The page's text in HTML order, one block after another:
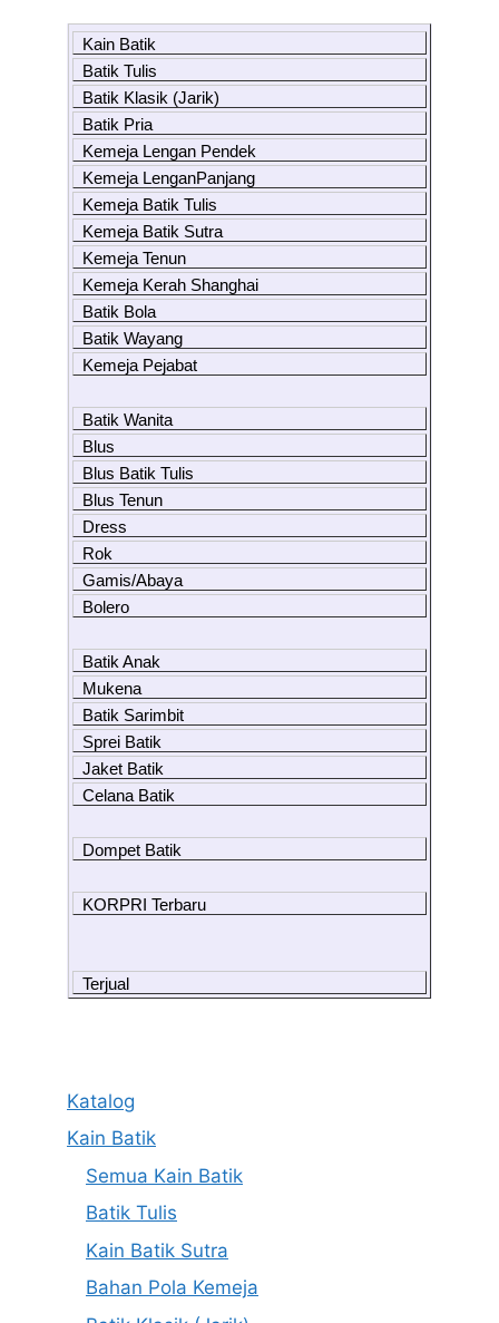
Kain Batik
Batik Tulis
Batik Klasik (Jarik)
Batik Pria
Kemeja Lengan Pendek
Kemeja LenganPanjang
Kemeja Batik Tulis
Kemeja Batik Sutra
Kemeja Tenun
Kemeja Kerah Shanghai
Batik Bola
Batik Wayang
Kemeja Pejabat
Batik Wanita
Blus
Blus Batik Tulis
Blus Tenun
Dress
Rok
Gamis/Abaya
Bolero
Batik Anak
Mukena
Batik Sarimbit
Sprei Batik
Jaket Batik
Celana Batik
Dompet Batik
KORPRI Terbaru
Terjual
Katalog
Kain Batik
Semua Kain Batik
Batik Tulis
Kain Batik Sutra
Bahan Pola Kemeja